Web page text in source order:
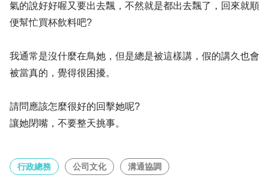
氣的說好好喔又要出去飄，不然就是都出去飄了，回來就順
便幫忙買杯飲料吧?
我通常是沒什麼在鳥她，但是總是被這樣講，假的講久也會
被當真的，覺得很困擾。
請問應該怎麼很好的回擊她呢?
讓她閉嘴，不要整天挑事。
行政總務 公司文化 溝通協調